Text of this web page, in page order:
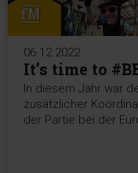
06.12.2022
It’s time to
In diesem Jahr war
zusätzlicher
der Partie bei der